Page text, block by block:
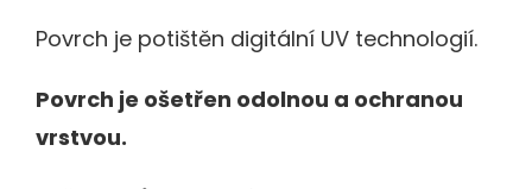
Povrch je potištěn digitální UV technologií.
Povrch je ošetřen odolnou a ochranou
vrstvou.